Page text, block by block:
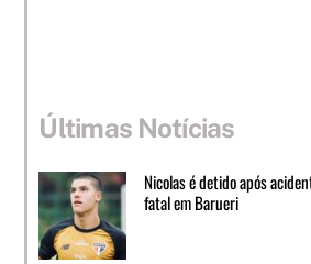
Últimas Notícias
Nicolas é detido após
fatal em Barueri